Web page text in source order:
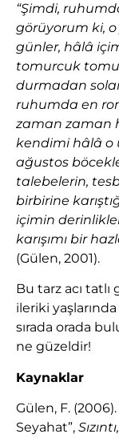
“Şimdi,
görüyorum ki,
günler, hâlâ
tomurcuk
durmadan
ruhumda en
zaman zaman
kendimi hâlâ o
ağustos
talebelerin,
birbirine
içimin
karışımı bir
(Gülen, 2001).
Bu tarz acı
ileriki
sırada orada
ne güzeldir!
Kaynaklar
Gülen, F.
Seyahat”, Sızıntı,